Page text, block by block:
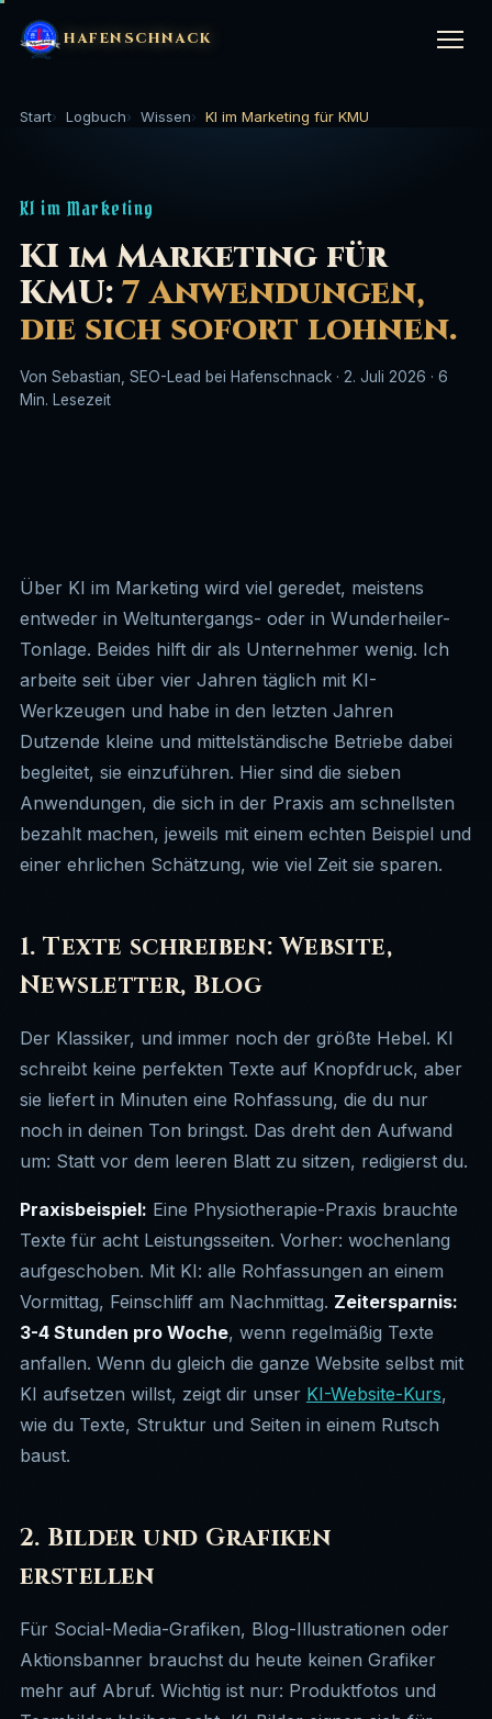
HAFENSCHNACK
🤖 KI-Kurs (1:1)
⚙️ KI-Website-Kurs
⚓ SEO & GEO Setup
📈 SEO-Betreuung (Agentur)
🛒 Onlineshop
✒️ Buch schreiben mit KI
STRATEGIE & BERATUNG
🔨 Marketing im Handwerk
👷 Mitarbeiter finden Handwerk
🏗️ Marketing für Bauunternehmen
BRANCHEN ▼
🍽️ Gastronomie
UNTERNEHMEN
Bewertungen
✉️ Kontakt
Start Logbuch Wissen KI im Marketing für KMU
KI im Marketing
KI im Marketing für
KMU: 7 Anwendungen,
die sich sofort lohnen.
Von Sebastian, SEO-Lead bei Hafenschnack · 2. Juli 2026 · 6
Min. Lesezeit
Über KI im Marketing wird viel geredet, meistens
entweder in Weltuntergangs- oder in Wunderheiler-
Tonlage. Beides hilft dir als Unternehmer wenig. Ich
arbeite seit über vier Jahren täglich mit KI-
Werkzeugen und habe in den letzten Jahren
Dutzende kleine und mittelständische Betriebe dabei
begleitet, sie einzuführen. Hier sind die sieben
Anwendungen, die sich in der Praxis am schnellsten
bezahlt machen, jeweils mit einem echten Beispiel und
einer ehrlichen Schätzung, wie viel Zeit sie sparen.
1. Texte schreiben: Website,
Newsletter, Blog
Der Klassiker, und immer noch der größte Hebel. KI
schreibt keine perfekten Texte auf Knopfdruck, aber
sie liefert in Minuten eine Rohfassung, die du nur
noch in deinen Ton bringst. Das dreht den Aufwand
um: Statt vor dem leeren Blatt zu sitzen, redigierst du.
Praxisbeispiel: Eine Physiotherapie-Praxis brauchte
Texte für acht Leistungsseiten. Vorher: wochenlang
aufgeschoben. Mit KI: alle Rohfassungen an einem
Vormittag, Feinschliff am Nachmittag. Zeitersparnis:
3-4 Stunden pro Woche, wenn regelmäßig Texte
anfallen. Wenn du gleich die ganze Website selbst mit
KI aufsetzen willst, zeigt dir unser KI-Website-Kurs,
wie du Texte, Struktur und Seiten in einem Rutsch
baust.
2. Bilder und Grafiken
erstellen
Für Social-Media-Grafiken, Blog-Illustrationen oder
Aktionsbanner brauchst du heute keinen Grafiker
mehr auf Abruf. Wichtig ist nur: Produktfotos und